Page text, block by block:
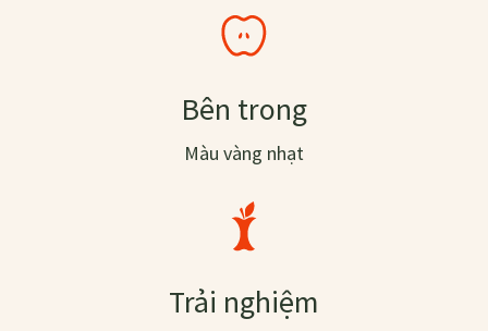
Bên trong
Màu vàng nhạt
Trải nghiệm